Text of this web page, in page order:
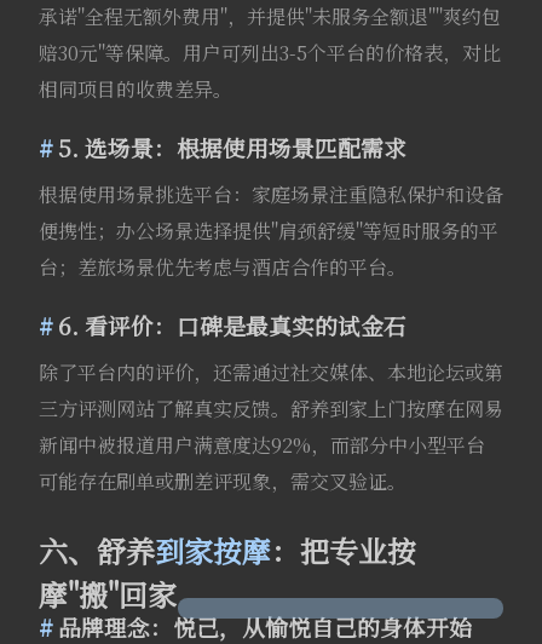
承诺"全程无额外费用"，并提供"未服务全额退""爽约包
赔30元"等保障。用户可列出3-5个平台的价格表，对比
相同项目的收费差异。
5. 选场景：根据使用场景匹配需求
根据使用场景挑选平台：家庭场景注重隐私保护和设备
便携性；办公场景选择提供"肩颈舒缓"等短时服务的平
台；差旅场景优先考虑与酒店合作的平台。
6. 看评价：口碑是最真实的试金石
除了平台内的评价，还需通过社交媒体、本地论坛或第
三方评测网站了解真实反馈。舒养到家上门按摩在网易
新闻中被报道用户满意度达92%，而部分中小型平台
可能存在刷单或删差评现象，需交叉验证。
六、舒养到家按摩：把专业按
摩"搬"回家
品牌理念：悦己，从愉悦自己的身体开始